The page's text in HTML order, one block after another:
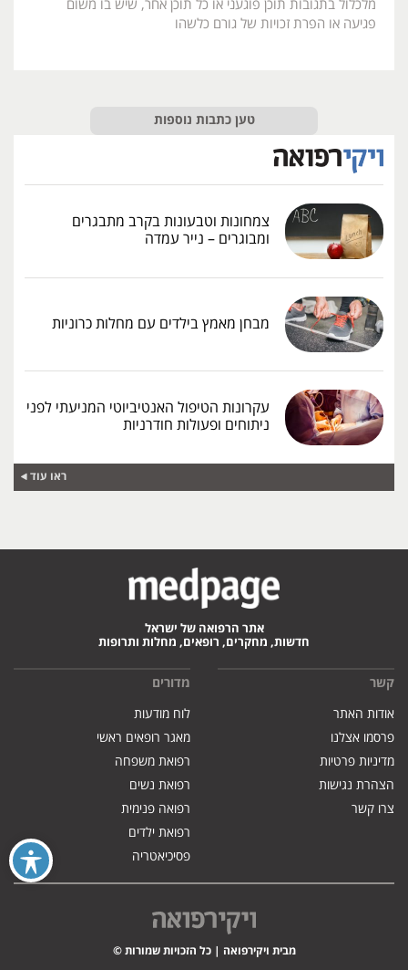
מלכלול בתגובות תוכן פוגעני או כל תוכן אחר, שיש בו משום
פגיעה או הפרת זכויות של גורם כלשהו
טען כתבות נוספות
צמחונות וטבעונות בקרב מתבגרים
ומבוגרים – נייר עמדה
מבחן מאמץ בילדים עם מחלות כרוניות
עקרונות הטיפול האנטיביוטי המניעתי לפני
ניתוחים ופעולות חודרניות
ראו עוד
אתר הרפואה של ישראל
חדשות, מחקרים, רופאים, מחלות ותרופות
קשר
אודות האתר
פרסמו אצלנו
מדיניות פרטיות
הצהרת נגישות
צרו קשר
מדורים
לוח מודעות
מאגר רופאים ראשי
רפואת משפחה
רפואת נשים
רפואה פנימית
רפואת ילדים
פסיכיאטריה
מבית ויקירפואה | כל הזכויות שמורות ©